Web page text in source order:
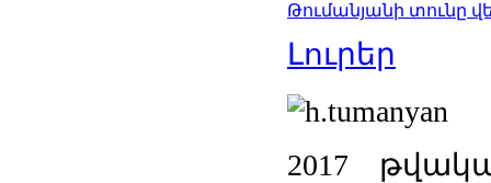
Թումանյանի տունը
Լուրեր
2017